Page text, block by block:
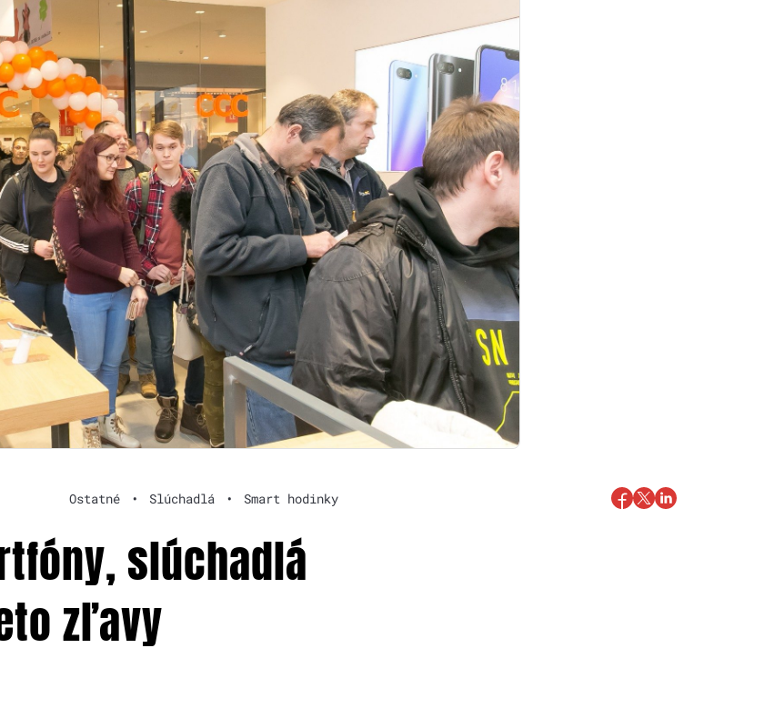
Ostatné • Slúchadlá • Smart hodinky
slúchadlá
zľavy